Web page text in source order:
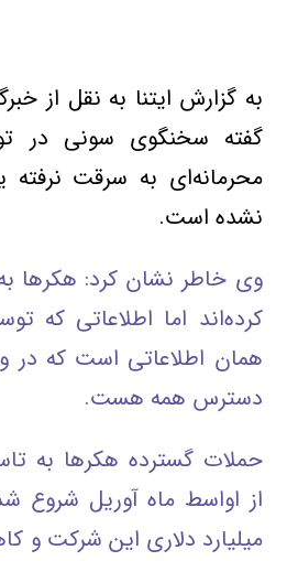
به گزارش ایتنا به نقل از
گفته سخنگوي سوني در
محرمانه‌اي به سرقت نرفته
نشده است.
وي خاطر نشان كرد: هكرها
كرده‌اند اما اطلاعاتي كه
همان اطلاعاتي است كه در
دسترس همه هست.
حملات گسترده هكرها به
از اواسط ماه آوريل شروع